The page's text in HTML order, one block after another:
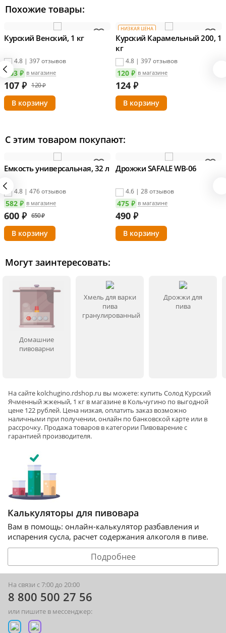
Похожие товары:
Курский Венский, 1 кг
4.8 | 397 отзывов
103 ₽ в магазине
107 ₽ 120 ₽
НИЗКАЯ ЦЕНА
Курский Карамельный 200, 1
кг
4.8 | 397 отзывов
120 ₽ в магазине
124 ₽
С этим товаром покупают:
Емкость универсальная, 32 л
4.8 | 476 отзывов
582 ₽ в магазине
600 ₽ 650 ₽
Дрожжи SAFALE WB-06
4.6 | 28 отзывов
475 ₽ в магазине
490 ₽
Могут заинтересовать:
Домашние
пивоварни
Хмель для варки
пива
гранулированный
Дрожжи для
пива
На сайте kolchugino.rdshop.ru вы можете: купить Солод Курский
Ячменный жженый, 1 кг в магазине в Кольчугино по выгодной
цене 122 рублей. Цена низкая, оплатить заказ возможно
наличными при получении, онлайн по банковской карте или в
рассрочку. Продажа товаров в категории Пивоварениес
гарантией производителя.
Калькуляторы для пивовара
Вам в помощь: онлайн-калькулятор разбавления и
испарения сусла, расчет содержания алкоголя в пиве.
Подробнее
На связи с 7:00 до 20:00
8 800 500 27 56
или пишите в мессенджер: